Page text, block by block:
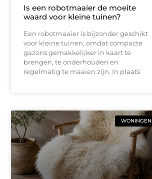
Is een robotmaaier de moeite
waard voor kleine tuinen?
Een robotmaaier is bijzonder geschikt
voor kleine tuinen, omdat compacte
gazons gemakkelijker in kaart te
brengen, te onderhouden en
regelmatig te maaien zijn. In plaats
WONINGEN